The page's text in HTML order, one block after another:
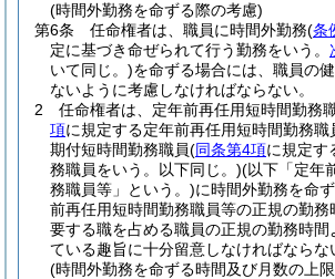
(時間外勤務を命ずる際の考慮)
第6条
任命権者は、職員に時間外勤務(条
定に基づき命ぜられて行う勤務をいう。
いて同じ。)を命ずる場合には、職員の
ないように考慮しなければならない。
2
任命権者は、定年前再任用短時間勤務
項に規定する定年前再任用短時間勤務職
期付短時間勤務職員(同条第4項に規定す
務職員をいう。以下同じ。)(以下「定年
務職員等」という。)に時間外勤務を命
前再任用短時間勤務職員等の正規の勤務
要する職を占める職員の正規の勤務時間
ている趣旨に十分留意しなければならな
(時間外勤務を命ずる時間及び月数の上